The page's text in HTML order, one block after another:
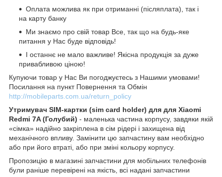
Оплата можлива як при отриманні (післяплата), так і
на карту банку
Ми знаємо про свій товар Все, так що на будь-яке
питання у Нас буде відповідь!
І останнє не мало важливе! Якісна продукція за дуже
привабливою ціною!
Купуючи товар у Нас Ви погоджуєтесь з Нашими умовами!
Посилання на пункт Повернення та Обмін
http://mobileparts.com.ua/return_policy
Утримувач SIM-картки (sim card holder) для для Xiaomi
Redmi 7A (Голубий) - маленька частина корпусу, завдяки якій
«сімка» надійно закріплена в сім рідері і захищена від
механічного впливу. Замінити цю запчастину вам необхідно
або при його втраті, або при зміні кольору корпусу.
Пропозицію в магазині запчастини для мобільних телефонів
були раніше перевірені на якість, всі надані запчастини